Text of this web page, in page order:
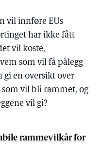
vil innføre EUs
har ikke fått
vil koste,
som vil få pålegg
gi en oversikt over
vil bli rammet, og
vil gi?
rammevilkår for